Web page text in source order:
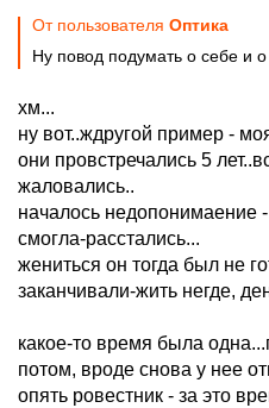
От пользователя Оптика
Ну повод подумать о себе и
хм...
ну вот..ждругой пример -
они провстречались 5
жаловались..
началось недопонимаение
смогла-расстались...
жениться он тогда был не
заканчивали-жить негде,
какое-то время была
потом, вроде снова у нее
опять ровестник - за это